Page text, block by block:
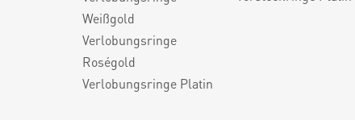
Weißgold
Verlobungsringe
Roségold
Verlobungsringe Platin